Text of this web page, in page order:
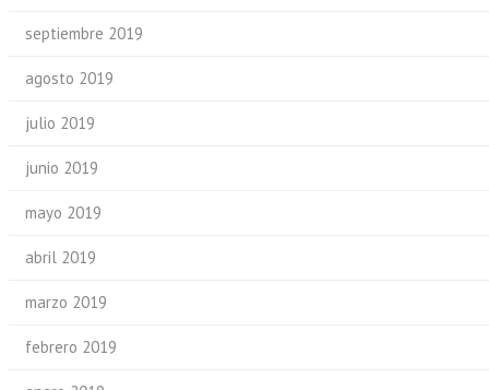
septiembre 2019
agosto 2019
julio 2019
junio 2019
mayo 2019
abril 2019
marzo 2019
febrero 2019